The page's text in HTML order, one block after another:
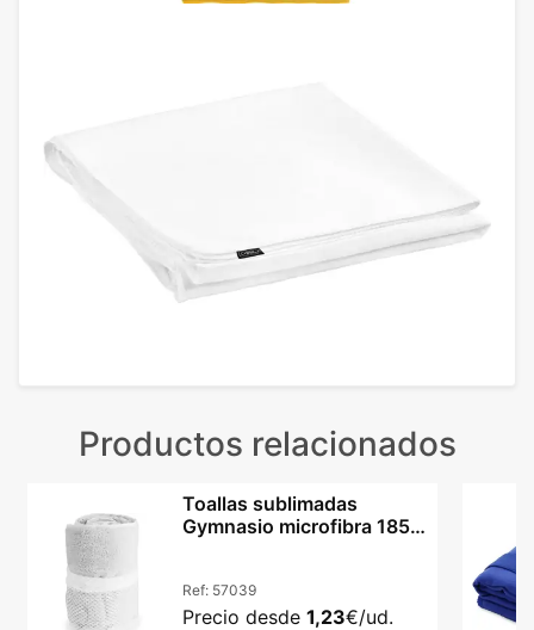
Productos relacionados
Toallas sublimadas
Gymnasio microfibra 185
Ref: 57039
Precio desde 1,23€/ud.